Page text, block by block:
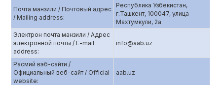
Почта манзили / Почтовый адрес
/ Mailing address:
Республика Узбекистан,
г.Ташкент, 100047, улица
Махтумкули, 2а
Электрон почта манзили / Адрес
электронной почты / E-mail
address:
info@aab.uz
Расмий вэб-сайти /
Официальный веб-сайт / Official
website:
aаb.uz